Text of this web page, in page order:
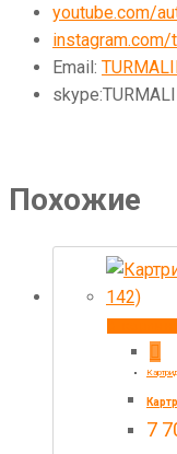
youtube.com/
instagram.com/
Email:
Похожие
7